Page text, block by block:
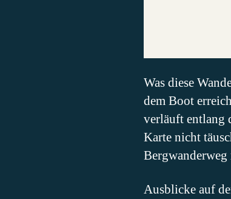
Was diese
dem Boot
verläuft entlang
Karte nicht
Bergwanderweg
Ausblicke auf